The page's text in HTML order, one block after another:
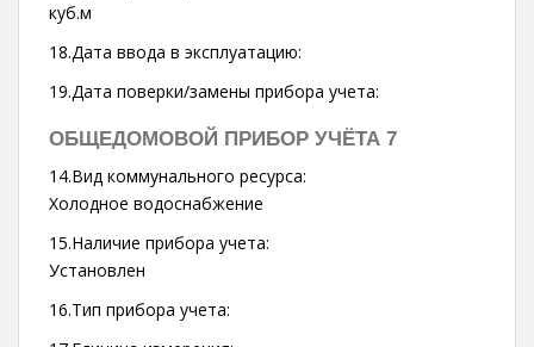
куб.м
18.Дата ввода в эксплуатацию:
19.Дата поверки/замены прибора учета:
ОБЩЕДОМОВОЙ ПРИБОР УЧЁТА 7
14.Вид коммунального ресурса:
Холодное водоснабжение
15.Наличие прибора учета:
Установлен
16.Тип прибора учета: